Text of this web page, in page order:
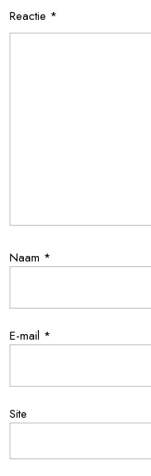
Reactie *
Naam *
E-mail *
Site